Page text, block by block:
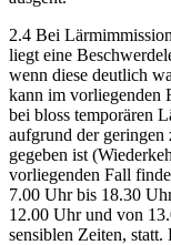
2.4 Bei
liegt eine
wenn diese deutlich
kann im vorliegenden
bei bloss temporären
aufgrund der
gegeben ist
vorliegenden Fall
7.00 Uhr bis 18.30
12.00 Uhr und von
sensiblen Zeiten, statt.